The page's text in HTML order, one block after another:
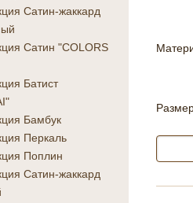
Сатин-жаккард
Сатин "COLORS
Батист
Бамбук
Перкаль
Поплин
Сатин-жаккард